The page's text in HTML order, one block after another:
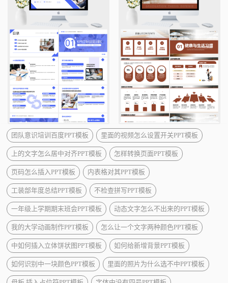
团队意识培训百度PPT模板 里面的视频怎么设置开关PPT模板
上的文字怎么居中对齐PPT模板 怎样转换页面PPT模板
页码怎么插入PPT模板 内表格对其PPT模板
工装部年度总结PPT模板 不检查拼写PPT模板
一年级上学期期末班会PPT模板 动态文字怎么不出来的PPT模板
我的大学动画制作PPT模板 怎么让一个文字两种颜色PPT模板
中如何插入立体饼状图PPT模板 如何给新增背景PPT模板
如何识别中一块颜色PPT模板 里面的照片为什么选不中PPT模板